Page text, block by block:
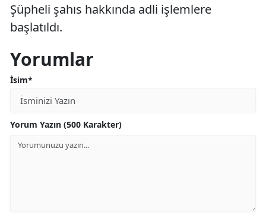
Şüpheli şahıs hakkında adli işlemlere
başlatıldı.
Yorumlar
İsim*
Yorum Yazın (500 Karakter)